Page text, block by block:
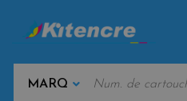
MARQUES
CLÉS